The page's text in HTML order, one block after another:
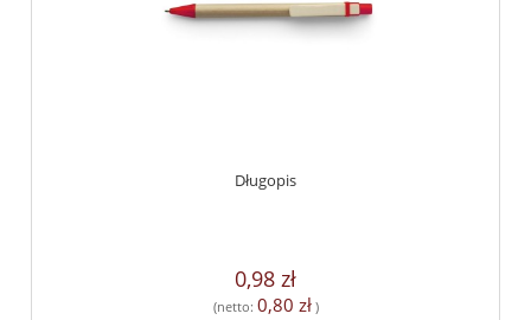
Długopis
0,98 zł
(netto: 0,80 zł)